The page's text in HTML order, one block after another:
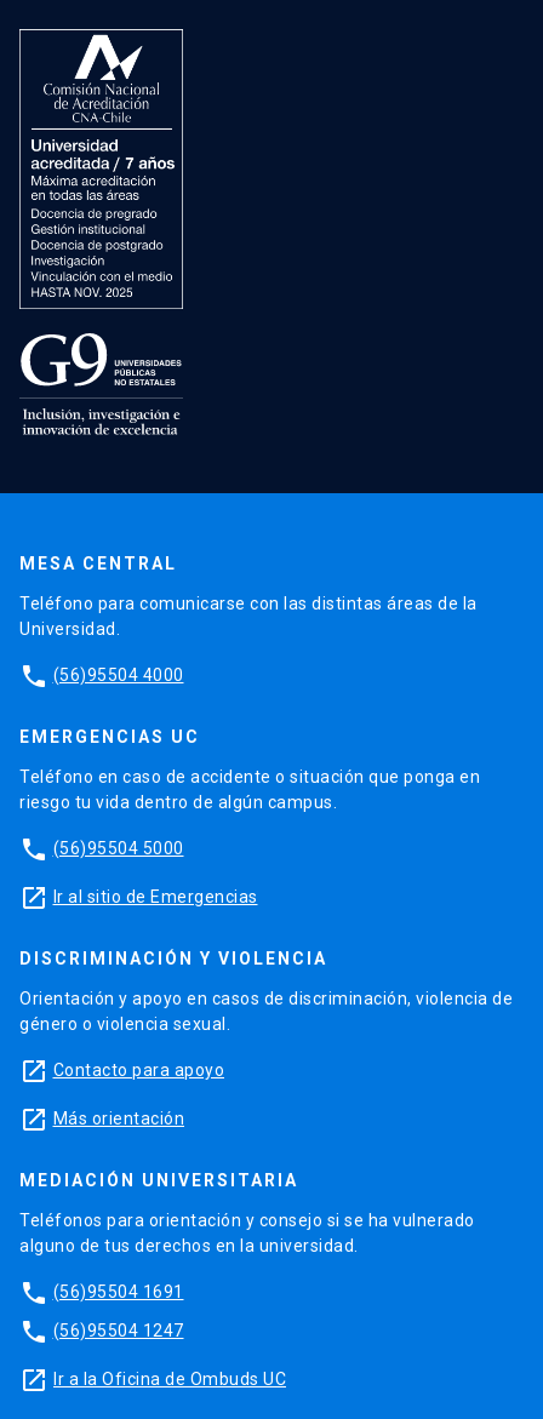
MESA CENTRAL
Teléfono para comunicarse con las distintas áreas de la
Universidad.
phone (56)95504 4000
EMERGENCIAS UC
Teléfono en caso de accidente o situación que ponga en
riesgo tu vida dentro de algún campus.
phone (56)95504 5000
launch Ir al sitio de Emergencias
DISCRIMINACIÓN Y VIOLENCIA
Orientación y apoyo en casos de discriminación, violencia de
género o violencia sexual.
launch Contacto para apoyo
launch Más orientación
MEDIACIÓN UNIVERSITARIA
Teléfonos para orientación y consejo si se ha vulnerado
alguno de tus derechos en la universidad.
phone (56)95504 1691
phone (56)95504 1247
launch Ir a la Oficina de Ombuds UC